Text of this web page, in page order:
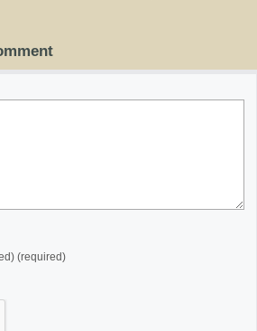
(required)